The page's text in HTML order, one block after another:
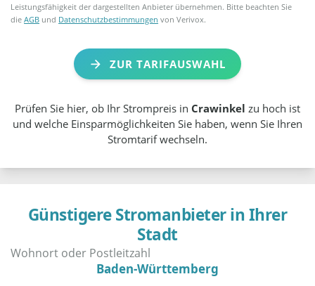
Leistungsfähigkeit der dargestellten Anbieter übernehmen. Bitte beachten Sie
dieAGB und Datenschutzbestimmungen von Verivox.
ZUR TARIFAUSWAHL
Prüfen Sie hier, ob Ihr Strompreis in Crawinkel zu hoch ist
und welche Einsparmöglichkeiten Sie haben, wenn Sie Ihren
Stromtarif wechseln.
Günstigere Stromanbieter in Ihrer
Stadt
Baden-Württemberg